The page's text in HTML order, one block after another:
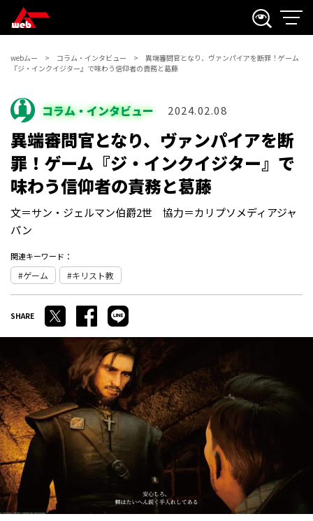
webムー コラム・インタビュー
異端審問官となり、ヴァンパイアを断罪！ゲーム
『ジ・インクイジター』で味わう信仰者の責務と葛藤
コラム・インタビュー 2024.02.08
異端審問官となり、ヴァンパイアを断
罪！ゲーム『ジ・インクイジター』で
味わう信仰者の責務と葛藤
文＝サン・ジェルマン伯爵2世 協力＝カリプソメディアジャ
パン
関連キーワード：
ゲーム キリスト教